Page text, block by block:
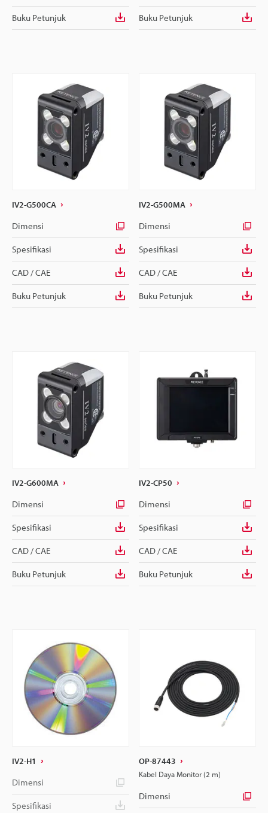
Buku Petunjuk Buku Petunjuk
IV2-G500CA
Dimensi
Spesifikasi
CAD / CAE
Buku Petunjuk
IV2-G500MA
Dimensi
Spesifikasi
CAD / CAE
Buku Petunjuk
IV2-G600MA
Dimensi
Spesifikasi
CAD / CAE
Buku Petunjuk
IV2-CP50
Dimensi
Spesifikasi
CAD / CAE
Buku Petunjuk
IV2-H1
Dimensi
Spesifikasi
OP-87443
Kabel Daya Monitor (2 m)
Dimensi